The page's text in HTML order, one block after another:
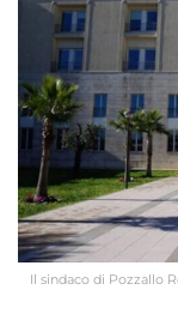
Il sindaco di Pozzallo